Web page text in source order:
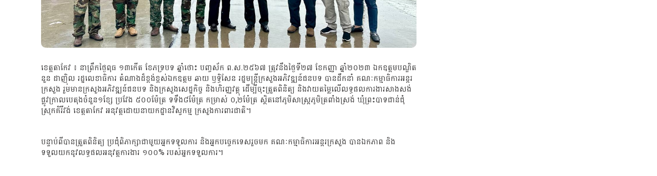
ខេត្តតាកែវ ៖ នាព្រឹកថ្ងៃពុធ ១៣កើត ខែភទ្របទ ឆ្នាំថោះ បញ្ចស័ក ព.ស.២៥៦៧ ត្រូវនឹងថ្ងៃទី២៧ ខែកញ្ញា ឆ្នាំ២០២៣ ឯកឧត្ដមបណ្ឌិត
នួន ដាញ៉ិល រដ្ឋលេខាធិការ តំណាងដ៏ខ្ពង់ខ្ពស់ឯកឧត្ដម ឆាយ ឫទ្ធិសែន រដ្ឋមន្ត្រីក្រសួងអភិវឌ្ឍន៍ជនបទ បានដឹកនាំ គណៈកម្មាធិការអន្តរ
ក្រសួង រួមមានក្រសួងអភិវឌ្ឍន៍ជនបទ និងក្រសួងសេដ្ឋកិច្ច និងហិរញ្ញវត្ថុ ដើម្បីចុះត្រួតពិនិត្យ និងវាយតម្លៃលើលទ្ធផលការងារសាងសង់
ផ្លូវក្រាលបេតុងចំនួន១ខ្សែ ប្រវែង ៥០០ម៉ែត្រ ទទឹង៨ម៉ែត្រ កម្រាស់ ០,២ម៉ែត្រ ស្ថិតនៅភូមិសាស្ត្រភូមិត្រពាំងស្រង់ ឃុំព្រះបាទជាន់ជុំ
ស្រុកគិរីវង់ ខេត្តតាកែវ អនុវត្តដោយនាយកដ្ឋានវិស្វកម្ម ក្រសួងការពារជាតិ។
បន្ទាប់ពីបានត្រួតពិនិត្យ ប្រជុំពិភាក្សាជាមួយអ្នកទទួលការ និងអ្នកបច្ចេកទេសរួចមក គណៈកម្មាធិការអន្តរក្រសួង បានឯកភាព និង
ទទួលយកនូវលទ្ធផលអនុវត្តការងារ ១០០% របស់អ្នកទទួលការ។